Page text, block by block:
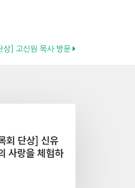
상] 고신원 목사 방문
회 단상] 신유
사랑을 체험하